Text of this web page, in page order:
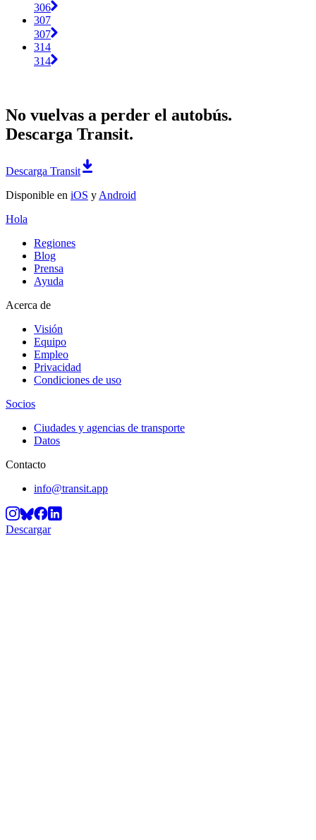
306
307
307
314
314
No vuelvas a perder el autobús.
Descarga Transit.
Descarga Transit
Disponible en iOS y Android
Hola
Regiones
Blog
Prensa
Ayuda
Acerca de
Visión
Equipo
Empleo
Privacidad
Condiciones de uso
Socios
Ciudades y agencias de transporte
Datos
Contacto
info@transit.app
Descargar